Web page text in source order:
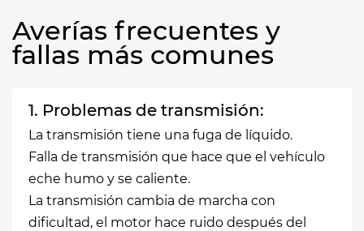
Averías frecuentes y
fallas más comunes
1. Problemas de transmisión:
La transmisión tiene una fuga de líquido.
Falla de transmisión que hace que el vehículo
eche humo y se caliente.
La transmisión cambia de marcha con
dificultad, el motor hace ruido después del